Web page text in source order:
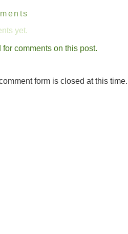
yet.
for comments on this post.
form is closed at this time.